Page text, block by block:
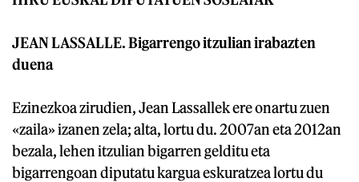
JEAN LASSALLE. Bigarrengo itzulian irabazten
duena
Ezinezkoa zirudien, Jean Lassallek ere onartu zuen
«zaila» izanen zela; alta, lortu du. 2007an eta 2012an
bezala, lehen itzulian bigarren gelditu eta
bigarrengoan diputatu kargua eskuratzea lortu du